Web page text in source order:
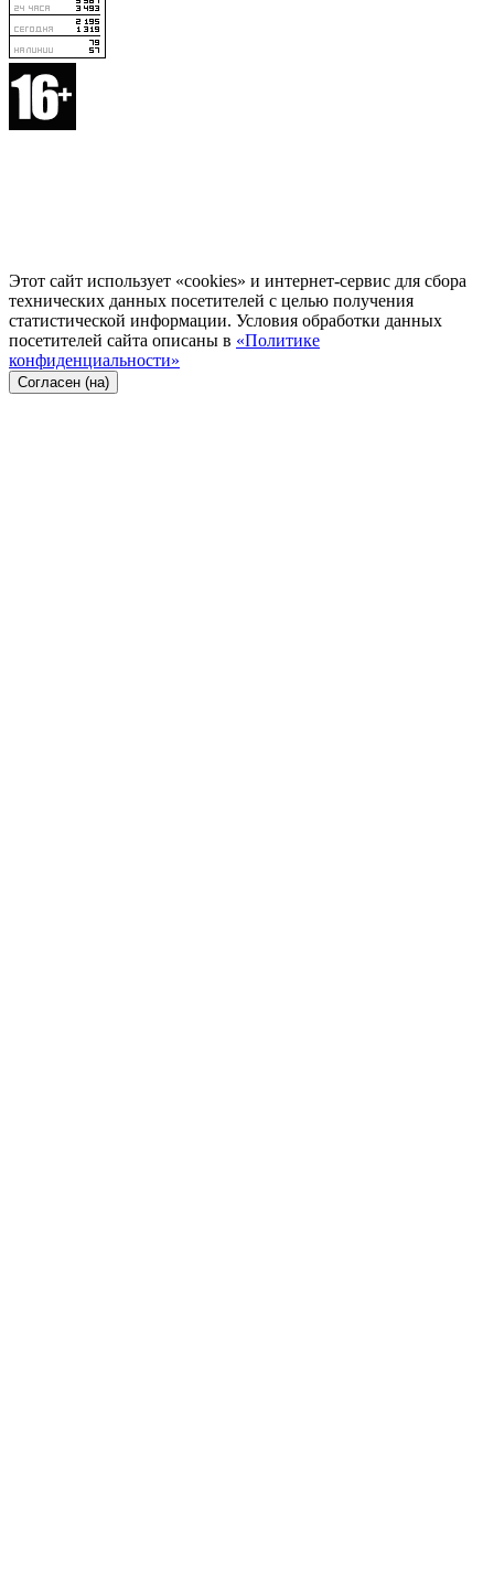
Этот сайт использует «cookies» и интернет-сервис для сбора
технических данных посетителей с целью получения
статистической информации. Условия обработки данных
посетителей сайта описаны в «Политике
конфиденциальности»
Согласен (на)